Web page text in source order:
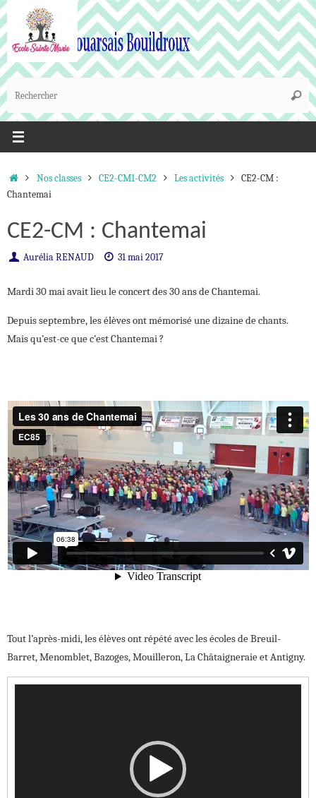
Passer
au
contenu
:
AccueilNos classes CE2-CM1-CM2 Les activités
CE2-CM :
Chantemai
CE2-CM : Chantemai
Aurélia RENAUD 31 mai 2017
Mardi 30 mai avait lieu le concert des 30 ans de Chantemai.
Depuis septembre, les élèves ont mémorisé une dizaine de chants.
Mais qu’est-ce que c’est Chantemai ?
Tout l’après-midi, les élèves ont répété avec les écoles de Breuil-
Barret, Menomblet, Bazoges, Mouilleron, La Châtaigneraie et Antigny.